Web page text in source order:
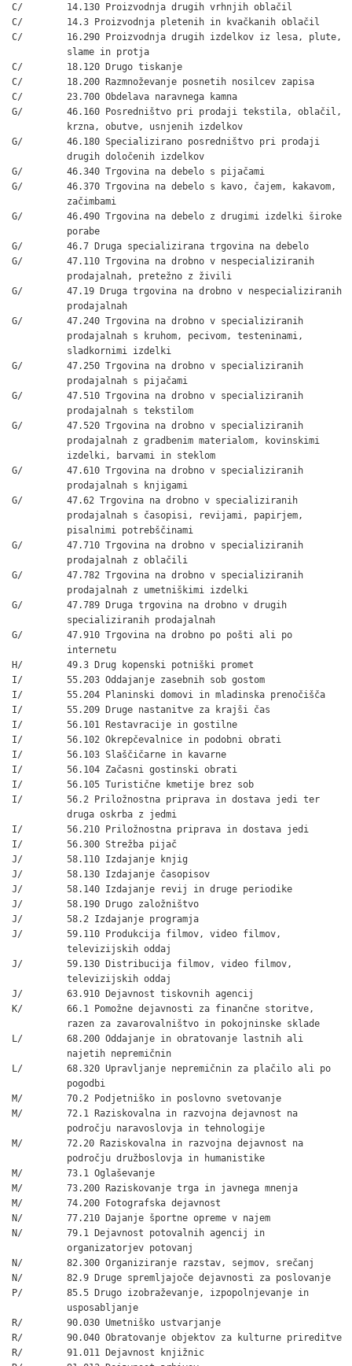
C/        14.130 Proizvodnja drugih vrhnjih oblačil
C/        14.3 Proizvodnja pletenih in kvačkanih oblačil
C/        16.290 Proizvodnja drugih izdelkov iz lesa, plute,
          slame in protja
C/        18.120 Drugo tiskanje
C/        18.200 Razmnoževanje posnetih nosilcev zapisa
C/        23.700 Obdelava naravnega kamna
G/        46.160 Posredništvo pri prodaji tekstila, oblačil,
          krzna, obutve, usnjenih izdelkov
G/        46.180 Specializirano posredništvo pri prodaji
          drugih določenih izdelkov
G/        46.340 Trgovina na debelo s pijačami
G/        46.370 Trgovina na debelo s kavo, čajem, kakavom,
          začimbami
G/        46.490 Trgovina na debelo z drugimi izdelki široke
          porabe
G/        46.7 Druga specializirana trgovina na debelo
G/        47.110 Trgovina na drobno v nespecializiranih
          prodajalnah, pretežno z živili
G/        47.19 Druga trgovina na drobno v nespecializiranih
          prodajalnah
G/        47.240 Trgovina na drobno v specializiranih
          prodajalnah s kruhom, pecivom, testeninami,
          sladkornimi izdelki
G/        47.250 Trgovina na drobno v specializiranih
          prodajalnah s pijačami
G/        47.510 Trgovina na drobno v specializiranih
          prodajalnah s tekstilom
G/        47.520 Trgovina na drobno v specializiranih
          prodajalnah z gradbenim materialom, kovinskimi
          izdelki, barvami in steklom
G/        47.610 Trgovina na drobno v specializiranih
          prodajalnah s knjigami
G/        47.62 Trgovina na drobno v specializiranih
          prodajalnah s časopisi, revijami, papirjem,
          pisalnimi potrebščinami
G/        47.710 Trgovina na drobno v specializiranih
          prodajalnah z oblačili
G/        47.782 Trgovina na drobno v specializiranih
          prodajalnah z umetniškimi izdelki
G/        47.789 Druga trgovina na drobno v drugih
          specializiranih prodajalnah
G/        47.910 Trgovina na drobno po pošti ali po
          internetu
H/        49.3 Drug kopenski potniški promet
I/        55.203 Oddajanje zasebnih sob gostom
I/        55.204 Planinski domovi in mladinska prenočišča
I/        55.209 Druge nastanitve za krajši čas
I/        56.101 Restavracije in gostilne
I/        56.102 Okrepčevalnice in podobni obrati
I/        56.103 Slaščičarne in kavarne
I/        56.104 Začasni gostinski obrati
I/        56.105 Turistične kmetije brez sob
I/        56.2 Priložnostna priprava in dostava jedi ter
          druga oskrba z jedmi
I/        56.210 Priložnostna priprava in dostava jedi
I/        56.300 Strežba pijač
J/        58.110 Izdajanje knjig
J/        58.130 Izdajanje časopisov
J/        58.140 Izdajanje revij in druge periodike
J/        58.190 Drugo založništvo
J/        58.2 Izdajanje programja
J/        59.110 Produkcija filmov, video filmov,
          televizijskih oddaj
J/        59.130 Distribucija filmov, video filmov,
          televizijskih oddaj
J/        63.910 Dejavnost tiskovnih agencij
K/        66.1 Pomožne dejavnosti za finančne storitve,
          razen za zavarovalništvo in pokojninske sklade
L/        68.200 Oddajanje in obratovanje lastnih ali
          najetih nepremičnin
L/        68.320 Upravljanje nepremičnin za plačilo ali po
          pogodbi
M/        70.2 Podjetniško in poslovno svetovanje
M/        72.1 Raziskovalna in razvojna dejavnost na
          področju naravoslovja in tehnologije
M/        72.20 Raziskovalna in razvojna dejavnost na
          področju družboslovja in humanistike
M/        73.1 Oglaševanje
M/        73.200 Raziskovanje trga in javnega mnenja
M/        74.200 Fotografska dejavnost
N/        77.210 Dajanje športne opreme v najem
N/        79.1 Dejavnost potovalnih agencij in
          organizatorjev potovanj
N/        82.300 Organiziranje razstav, sejmov, srečanj
N/        82.9 Druge spremljajoče dejavnosti za poslovanje
P/        85.5 Drugo izobraževanje, izpopolnjevanje in
          usposabljanje
R/        90.030 Umetniško ustvarjanje
R/        90.040 Obratovanje objektov za kulturne prireditve
R/        91.011 Dejavnost knjižnic